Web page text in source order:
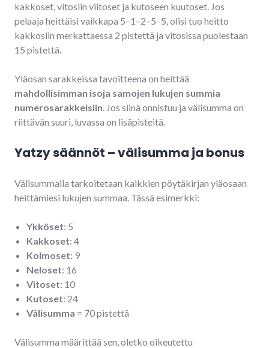
kakkoset, vitosiin viitoset ja kutoseen kuutoset. Jos
pelaaja heittäisi vaikkapa 5–1–2–5–5, olisi tuo heitto
kakkosiin merkattaessa 2 pistettä ja vitosissa puolestaan
15 pistettä.
Yläosan sarakkeissa tavoitteena on heittää
mahdollisimman isoja samojen lukujen summia
numerosarakkeisiin. Jos siinä onnistuu ja välisumma on
riittävän suuri, luvassa on lisäpisteitä.
Yatzy säännöt – välisumma ja bonus
Välisummalla tarkoitetaan kaikkien pöytäkirjan yläosaan
heittämiesi lukujen summaa. Tässä esimerkki:
Ykköset: 5
Kakkoset: 4
Kolmoset: 9
Neloset: 16
Vitoset: 10
Kutoset: 24
Välisumma = 70 pistettä
Välisumma määrittää sen, oletko oikeutettu